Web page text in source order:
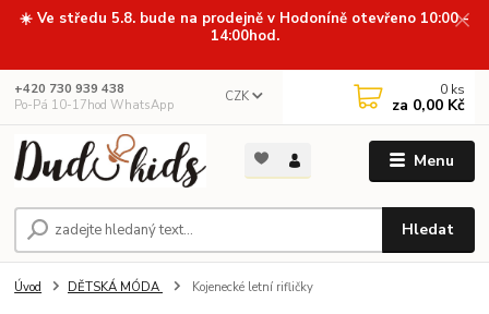
☀️ Ve středu 5.8. bude na prodejně v Hodoníně otevřeno 10:00 -
14:00hod.
Menu
CZK
Hledat
+420 730 939 438
Po-Pá 10-17hod WhatsApp
0 ks
za 0,00 Kč
Úvod DĚTSKÁ MÓDA Kojenecké letní rifličky